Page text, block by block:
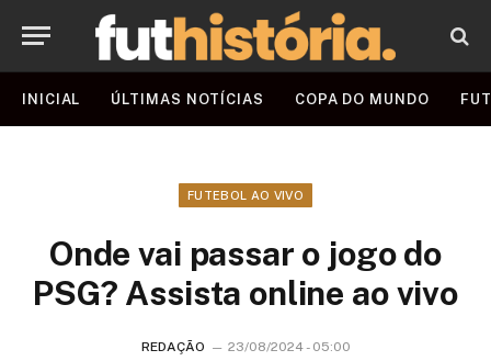
INICIAL ÚLTIMAS NOTÍCIAS COPA DO MUNDO
FUTEBOL AO VIVO
Onde vai passar o jogo do
PSG? Assista online ao vivo
REDAÇÃO 23/08/2024 - 05:00